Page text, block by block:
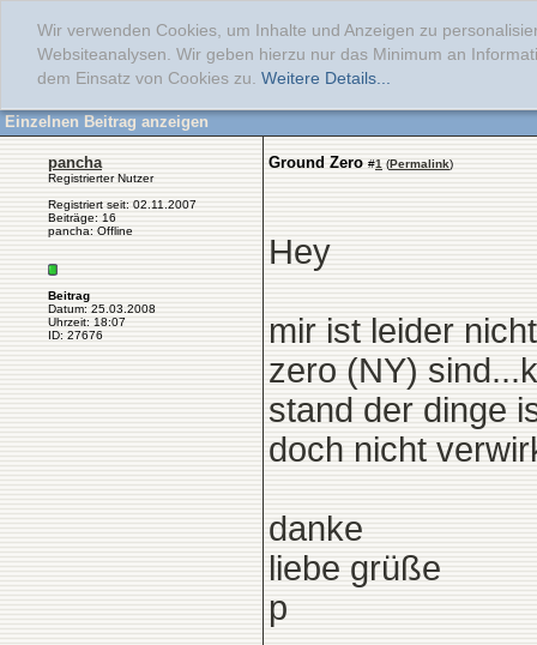
Wir verwenden Cookies, um Inhalte und Anzeigen zu
Websiteanalysen. Wir geben hierzu nur das Minimum an
dem Einsatz von Cookies zu. Weitere Details...
Einzelnen Beitrag anzeigen
pancha
Registrierter Nutzer
Registriert seit: 02.11.2007
Beiträge: 16
pancha: Offline
Beitrag
Datum: 25.03.2008
Uhrzeit: 18:07
ID: 27676
Ground Zero #1 (Permalink)
Hey
mir ist leider
zero (NY)
stand der dinge
doch nicht
danke
liebe grüße
p